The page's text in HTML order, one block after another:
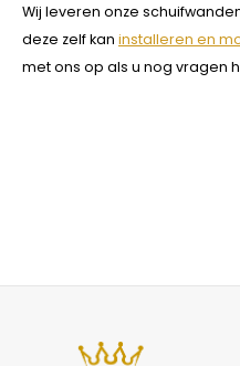
Wij leveren onze
deze zelf kan installeren en
met ons op als u nog vragen